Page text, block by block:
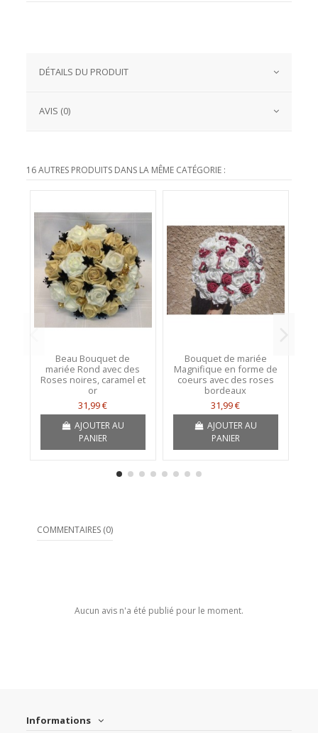
DÉTAILS DU PRODUIT
AVIS (0)
16 AUTRES PRODUITS DANS LA MÊME CATÉGORIE :
Beau Bouquet de
mariée Rond avec des
Roses noires, caramel et
or
31,99 €
AJOUTER AU
PANIER
Bouquet de mariée
Magnifique en forme de
coeurs avec des roses
bordeaux
31,99 €
AJOUTER AU
PANIER
COMMENTAIRES (0)
Aucun avis n'a été publié pour le moment.
Informations